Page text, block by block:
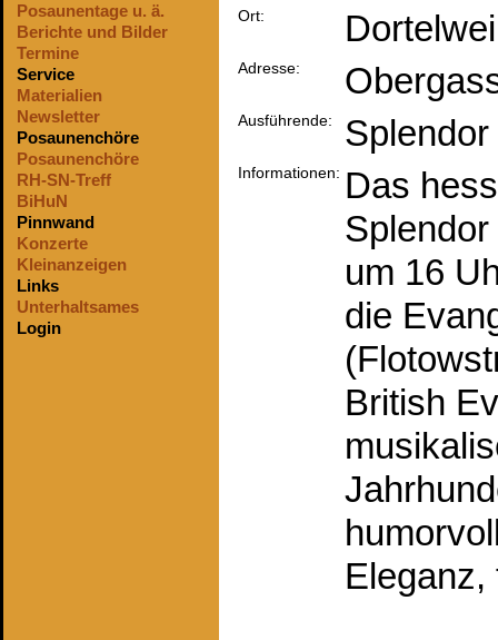
Posaunentage u. ä.
Berichte und Bilder
Termine
Service
Materialien
Newsletter
Posaunenchöre
Posaunenchöre
RH-SN-Treff
BiHuN
Pinnwand
Konzerte
Kleinanzeigen
Links
Unterhaltsames
Login
Ort:
Adresse:
Ausführende:
Informationen: Das
um 16
die
British
Eleganz,